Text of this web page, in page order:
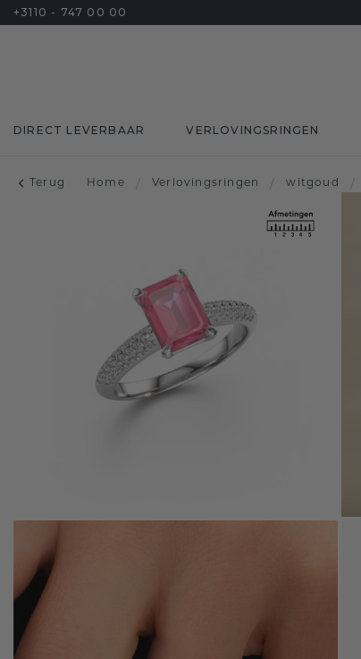
+3110 - 747 00 00
DIRECT LEVERBAAR VERLOVINGSRINGEN
Terug Home / Verlovingsringen / witgoud /